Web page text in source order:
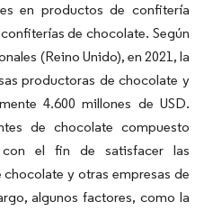
en productos de confitería
de chocolate. Según
(Reino Unido), en 2021, la
productoras de chocolate y
4.600 millones de USD.
de chocolate compuesto
el fin de satisfacer las
y otras empresas de
algunos factores, como la